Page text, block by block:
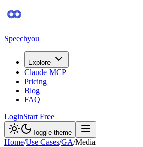
Speechyou
Explore
Claude MCP
Pricing
Blog
FAQ
LoginStart Free
Toggle theme
Home/Use Cases/GA/Media